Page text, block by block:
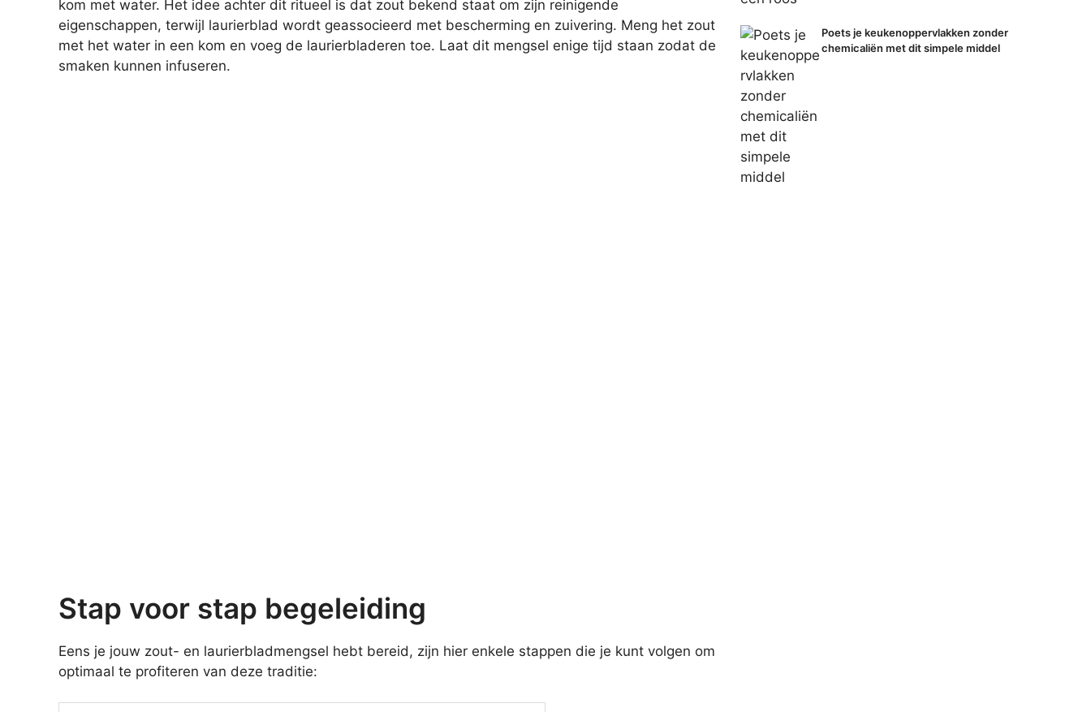
kom met water. Het idee achter dit ritueel is dat zout bekend staat om zijn reinigende
eigenschappen, terwijl laurierblad wordt geassocieerd met bescherming en zuivering. Meng het zout
met het water in een kom en voeg de laurierbladeren toe. Laat dit mengsel enige tijd staan zodat de
smaken kunnen infuseren.
Stap voor stap begeleiding
Eens je jouw zout- en laurierbladmengsel hebt bereid, zijn hier enkele stappen die je kunt volgen om
optimaal te profiteren van deze traditie:
Poets je keukenoppervlakken zonder
chemicaliën met dit simpele middel